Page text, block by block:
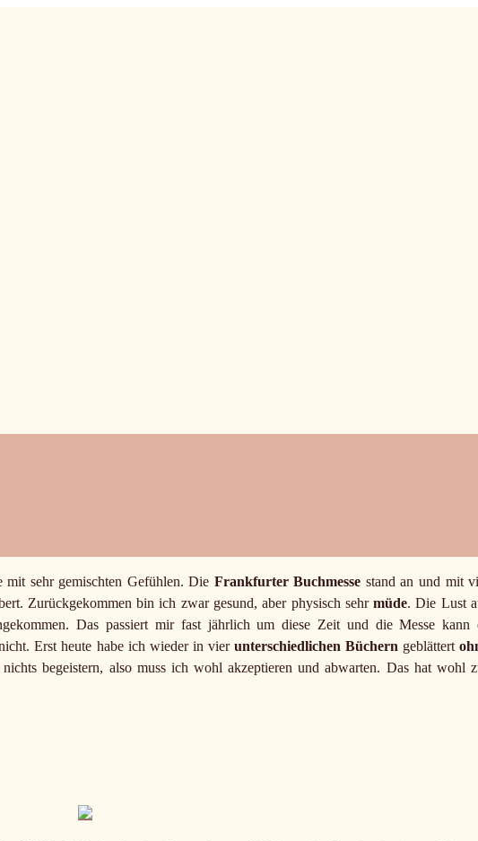
mit sehr gemischten Gefühlen. Die Frankfurter Buchmesse stand an und mit
Zurückgekommen bin ich zwar gesund, aber physisch sehrmüde. Die Lust
Das passiert mir fast jährlich um diese Zeit und die Messe kann
Erst heute habe ich wieder in vier unterschiedlichen Büchern geblättert
begeistern, also muss ich wohl akzeptieren und abwarten. Das hat wohl